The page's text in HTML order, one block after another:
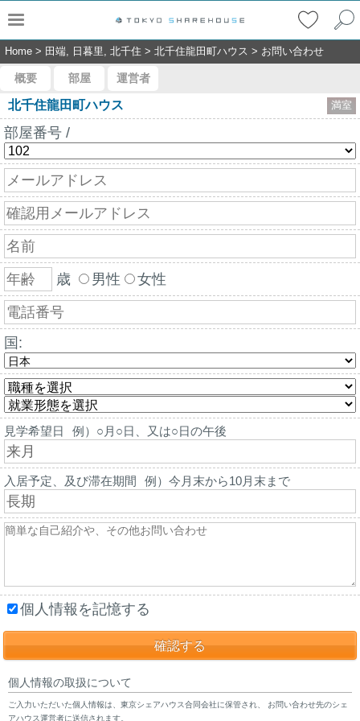
Home > 田端, 日暮里, 北千住 > 北千住龍田町ハウス > お問い合わせ
概要 部屋 運営者
北千住龍田町ハウス 満室
部屋番号 /
歳 男性 女性
国:
見学希望日 例）○月○日、又は○日の午後
入居予定、及び滞在期間 例）今月末から10月末まで
個人情報を記憶する
個人情報の取扱について
ご入力いただいた個人情報は、東京シェアハウス合同会社に保管され、 お問い合わせ先のシェ
アハウス運営者に送信されます。